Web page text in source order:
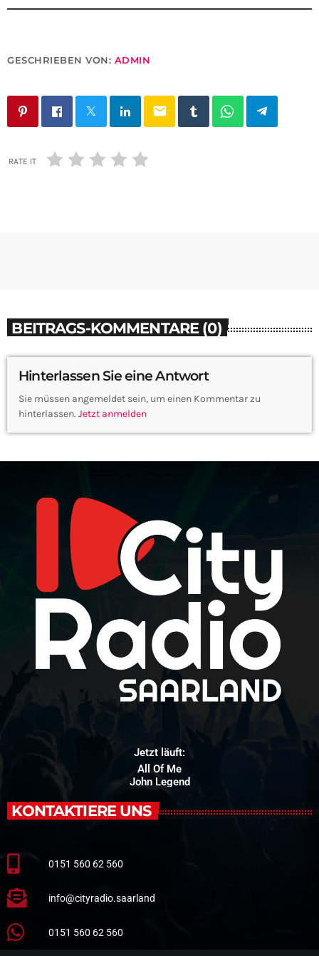
GESCHRIEBEN VON: ADMIN
email
RATE IT
BEITRAGS-KOMMENTARE (0)
Hinterlassen Sie eine Antwort
Sie müssen angemeldet sein, um einen Kommentar zu
hinterlassen. Jetzt anmelden
Jetzt läuft:
All Of Me
John Legend
KONTAKTIERE UNS
0151 560 62 560
info@cityradio.saarland
0151 560 62 560